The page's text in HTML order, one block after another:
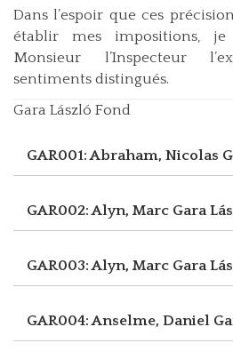
Dans l’espoir que ces
établir mes impositions, je
Monsieur l’Inspecteur
sentiments distingués.
Gara László Fond
GAR001: Abraham, Nicolas
GAR002: Alyn, Marc Gara
GAR003: Alyn, Marc Gara
GAR004: Anselme, Daniel